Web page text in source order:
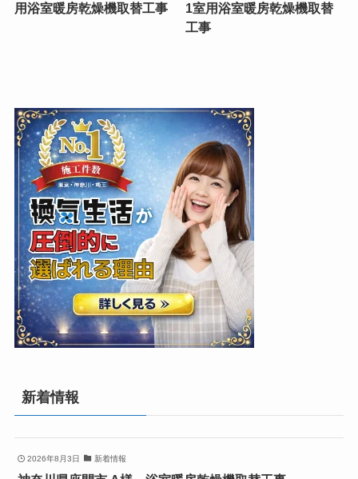
用浴室暖房乾燥機取替工事
1室用浴室暖房乾燥機取替
工事
新着情報
2026年8月3日 新着情報